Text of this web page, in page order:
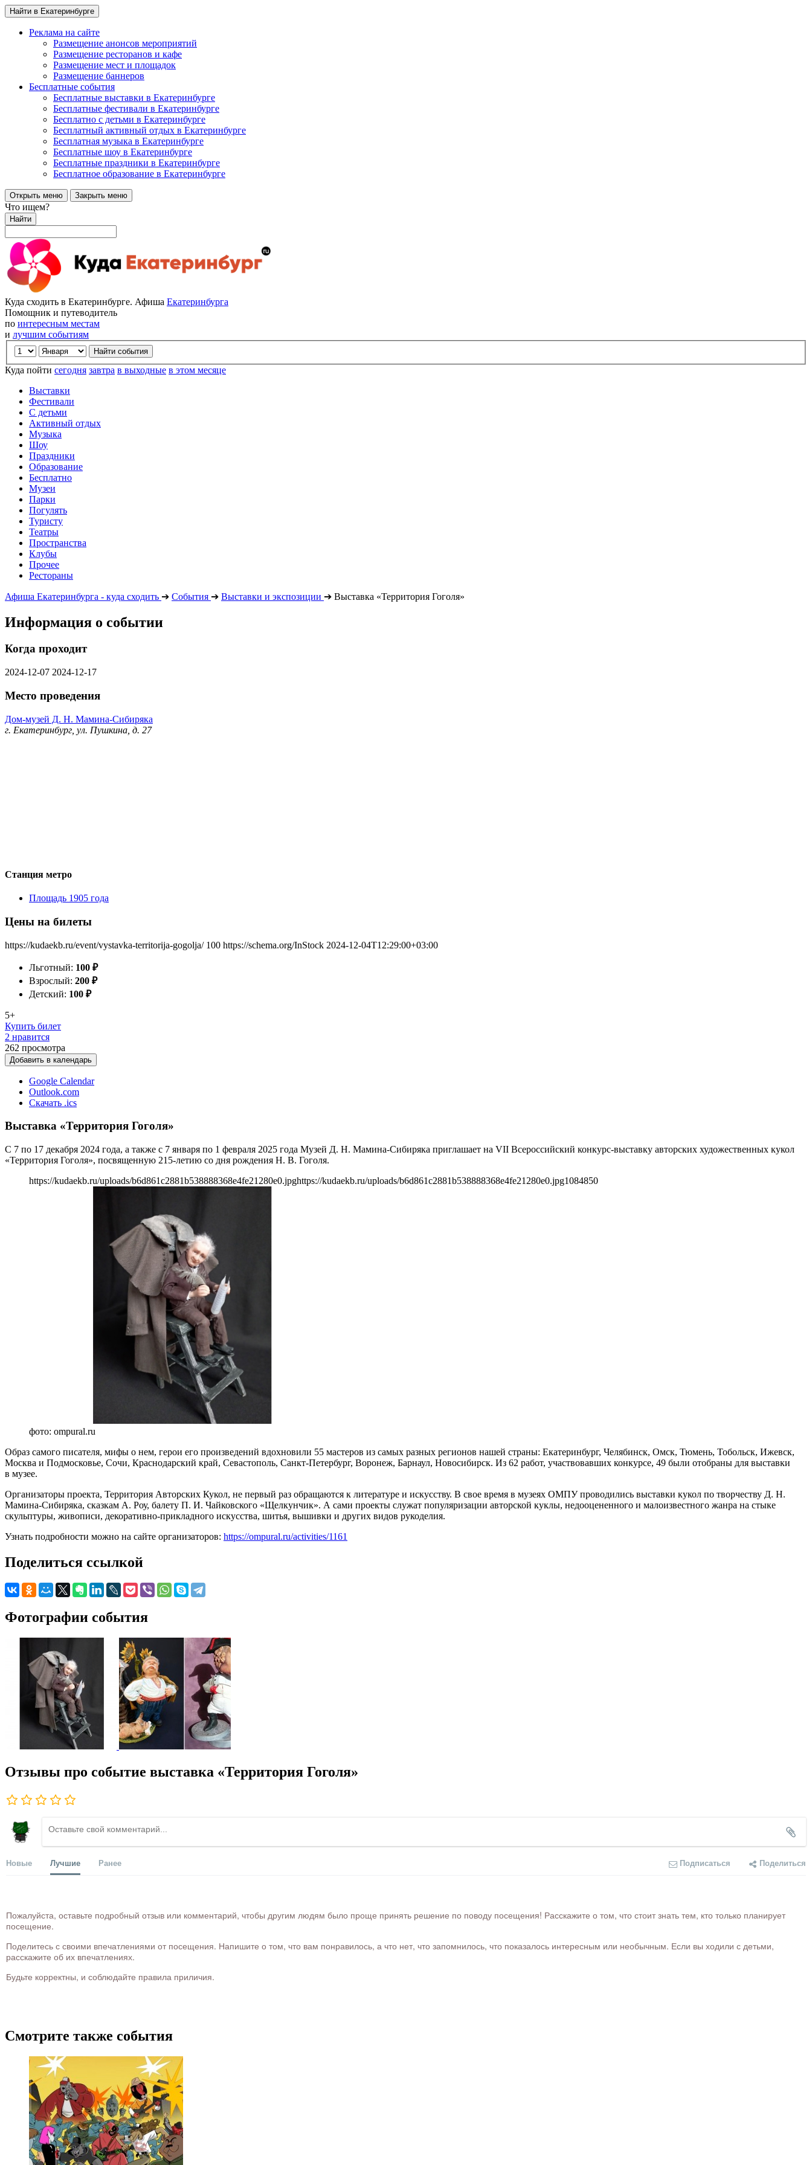
Найти в Екатеринбурге
Реклама на сайте
Размещение анонсов мероприятий
Размещение ресторанов и кафе
Размещение мест и площадок
Размещение баннеров
Бесплатные события
Бесплатные выставки в Екатеринбурге
Бесплатные фестивали в Екатеринбурге
Бесплатно с детьми в Екатеринбурге
Бесплатный активный отдых в Екатеринбурге
Бесплатная музыка в Екатеринбурге
Бесплатные шоу в Екатеринбурге
Бесплатные праздники в Екатеринбурге
Бесплатное образование в Екатеринбурге
Открыть меню Закрыть меню
Что ищем?
Найти
Куда сходить в Екатеринбурге. Афиша Екатеринбурга
Помощник и путеводитель
по интересным местам
и лучшим событиям
Куда пойти сегодня завтра в выходные в этом месяце
Выставки
Фестивали
С детьми
Активный отдых
Музыка
Шоу
Праздники
Образование
Бесплатно
Музеи
Парки
Погулять
Туристу
Театры
Пространства
Клубы
Прочее
Рестораны
Афиша Екатеринбурга - куда сходить ➔ События ➔ Выставки и экспозиции ➔ Выставка «Территория Гоголя»
Информация о событии
Когда проходит
2024-12-07 2024-12-17
Место проведения
Дом-музей Д. Н. Мамина-Сибиряка
г. Екатеринбург, ул. Пушкина, д. 27
Станция метро
Площадь 1905 года
Цены на билеты
https://kudaekb.ru/event/vystavka-territorija-gogolja/ 100 https://schema.org/InStock 2024-12-04T12:29:00+03:00
Льготный: 100 ₽
Взрослый: 200 ₽
Детский: 100 ₽
5+
Купить билет
2 нравится
262 просмотра
Добавить в календарь
Google Calendar
Outlook.com
Скачать .ics
Выставка «Территория Гоголя»
С 7 по 17 декабря 2024 года, а также с 7 января по 1 февраля 2025 года Музей Д. Н. Мамина-Сибиряка приглашает на VII Всероссийский конкурс-выставку авторских художественных кукол
«Территория Гоголя», посвященную 215-летию со дня рождения Н. В. Гоголя.
https://kudaekb.ru/uploads/b6d861c2881b538888368e4fe21280e0.jpghttps://kudaekb.ru/uploads/b6d861c2881b538888368e4fe21280e0.jpg1084850
фото: ompural.ru
Образ самого писателя, мифы о нем, герои его произведений вдохновили 55 мастеров из самых разных регионов нашей страны: Екатеринбург, Челябинск, Омск, Тюмень, Тобольск, Ижевск,
Москва и Подмосковье, Сочи, Краснодарский край, Севастополь, Санкт-Петербург, Воронеж, Барнаул, Новосибирск. Из 62 работ, участвовавших конкурсе, 49 были отобраны для выставки
в музее.
Организаторы проекта, Территория Авторских Кукол, не первый раз обращаются к литературе и искусству. В свое время в музеях ОМПУ проводились выставки кукол по творчеству Д. Н.
Мамина-Сибиряка, сказкам А. Роу, балету П. И. Чайковского «Щелкунчик». А сами проекты служат популяризации авторской куклы, недооцененного и малоизвестного жанра на стыке
скульптуры, живописи, декоративно-прикладного искусства, шитья, вышивки и других видов рукоделия.
Узнать подробности можно на сайте организаторов: https://ompural.ru/activities/1161
Поделиться ссылкой
Фотографии события
Отзывы про событие выставка «Территория Гоголя»
Новые Лучшие Ранее Подписаться Поделиться
Пожалуйста, оставьте подробный отзыв или комментарий, чтобы другим людям было проще принять решение по поводу посещения! Расскажите о том, что стоит знать тем, кто только планирует
посещение.
Поделитесь с своими впечатлениями от посещения. Напишите о том, что вам понравилось, а что нет, что запомнилось, что показалось интересным или необычным. Если вы ходили с детьми,
расскажите об их впечатлениях.
Будьте корректны, и соблюдайте правила приличия.
Смотрите также события